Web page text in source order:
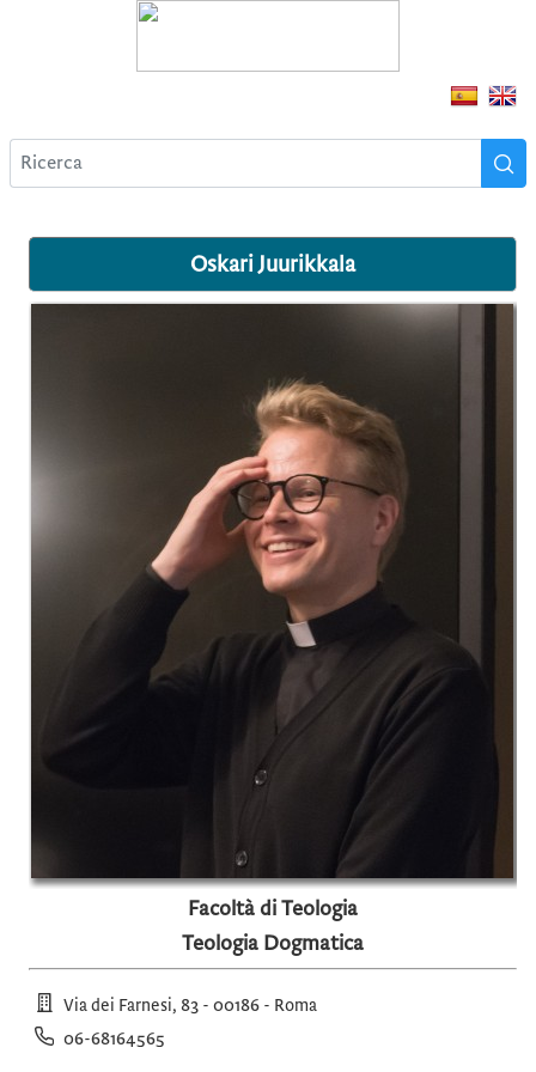
Oskari Juurikkala
Facoltà di Teologia
Teologia Dogmatica
Via dei Farnesi, 83 - 00186 - Roma
06-68164565